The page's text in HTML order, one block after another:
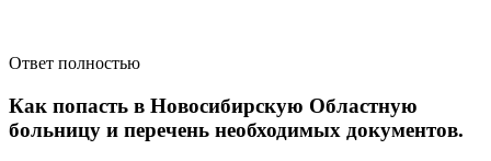
Ответ полностью
Как попасть в Новосибирскую Областную
больницу и перечень необходимых документов.